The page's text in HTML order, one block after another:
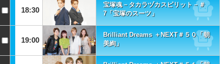
18:30
宝塚魂－タカラヅカスピリット－＃
7「宝塚のスーツ」
19:00
Brilliant Dreams ＋NEXT＃５０「朝
美絢」